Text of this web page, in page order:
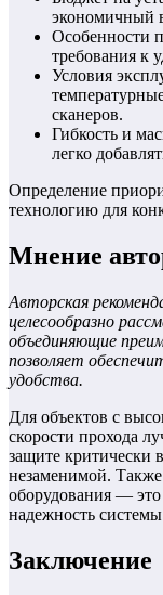
экономичный
Особенности
требования к
Условия
сканеров.
Гибкость и
легко
Определение
технологию для
Мнение
Авторская
целесообразно
объединяющие
позволяет
удобства.
Для объектов с
скорости прохода
защите критически
незаменимой.
оборудования —
надежность
Заключение